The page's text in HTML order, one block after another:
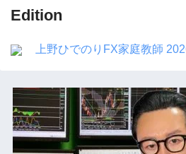
Edition
上野ひでのりFX家庭教師